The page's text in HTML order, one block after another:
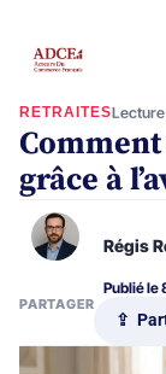
RETRAITES
grâce à
Régis
Publié le
PARTAGER
⇪